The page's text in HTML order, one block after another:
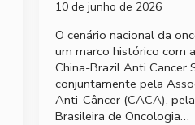
10 de junho de 2026
O cenário nacional da
um marco histórico com
China-Brazil Anti Cancer
conjuntamente pela
Anti-Câncer (CACA),
Brasileira de Oncologia…